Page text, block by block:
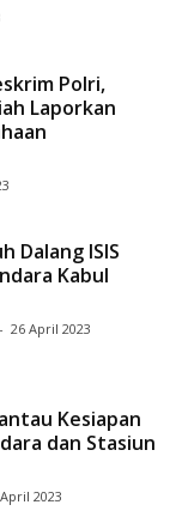
Polri,
Laporkan
Dalang ISIS
Kabul
- 26 April 2023
Kesiapan
dan Stasiun
2023